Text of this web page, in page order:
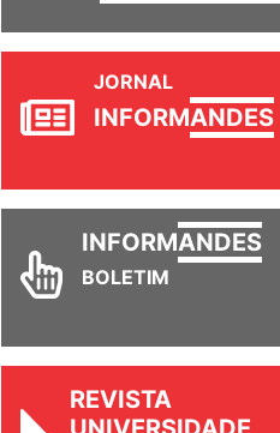
JORNAL
INFORMANDES
INFORMANDES
BOLETIM
REVISTA